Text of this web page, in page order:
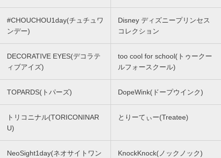
#CHOUCHOU1day(チュチュワ
ンデー)
Disney ディズニープリンセス
コレクション
DECORATIVE EYES(デコラテ
ィブアイズ)
too cool for school(トゥークー
ルフォースクール)
TOPARDS(トパーズ) DopeWink(ドープウインク)
トリコニナル(TORICONINAR
U)
とりーてぃー(Treatee)
NeoSight1day(ネオサイトワン
KnockKnock(ノックノック)